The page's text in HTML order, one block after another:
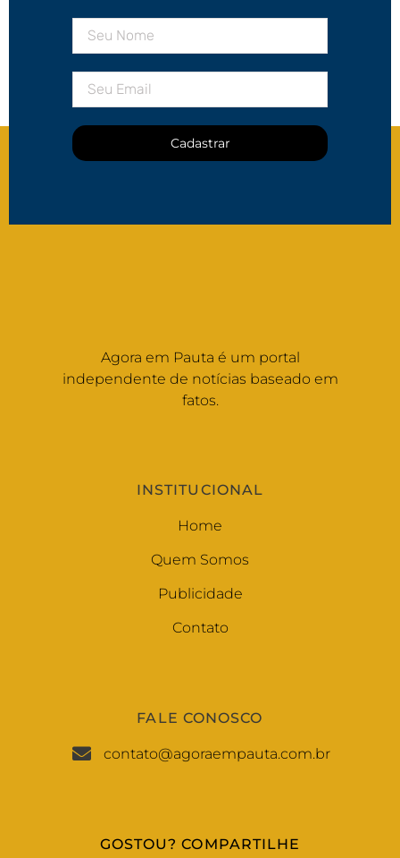
Cadastrar
Agora em Pauta é um portal
independente de notícias baseado em
fatos.
INSTITUCIONAL
Home
Quem Somos
Publicidade
Contato
FALE CONOSCO
contato@agoraempauta.com.br
GOSTOU? COMPARTILHE